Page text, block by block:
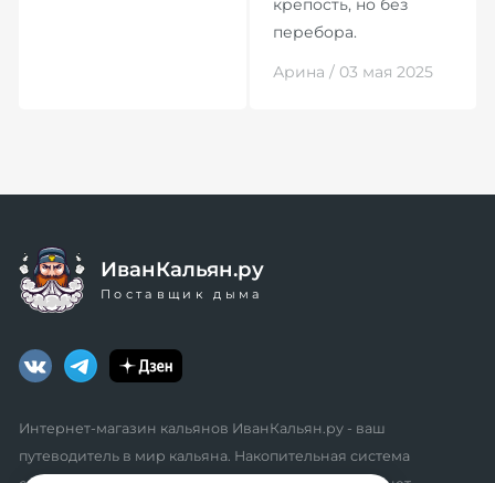
крепость, но без
перебора.
Арина / 03 мая 2025
ИванКальян.ру
Поставщик дыма
Интернет-магазин кальянов ИванКальян.ру - ваш
путеводитель в мир кальяна. Накопительная система